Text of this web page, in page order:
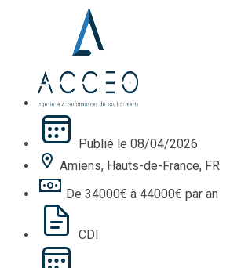
Publié le 08/04/2026
Amiens, Hauts-de-France, FR
De 34000€ à 44000€ par an
CDI